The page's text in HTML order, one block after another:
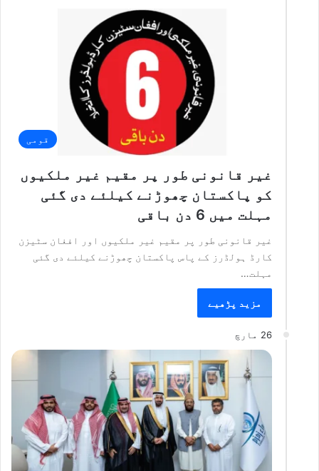
قومی
غیر قانونی طور پر مقیم غیر ملکیوں
کو پاکستان چھوڑنے کیلئے دی گئی
مہلت میں 6 دن باقی
غیر قانونی طور پر مقیم غیر ملکیوں اور افغان سٹیزن
کارڈ ہولڈرز کے پاس پاکستان چھوڑنے کیلئے دی گئی
مہلت…
مزید پڑھیے
26 مارچ